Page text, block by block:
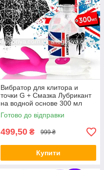
Вибратор для клитора и
точки G + Смазка Лубрикант
на водной основе 300 мл
Вібратор для клітора
Готово до відправки
499,50 ₴ 999 ₴
Купити